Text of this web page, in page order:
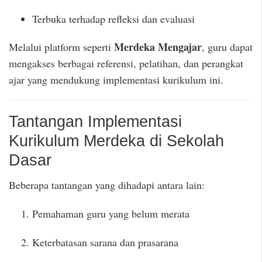
Terbuka terhadap refleksi dan evaluasi
Melalui platform seperti Merdeka Mengajar, guru dapat
mengakses berbagai referensi, pelatihan, dan perangkat
ajar yang mendukung implementasi kurikulum ini.
Tantangan Implementasi
Kurikulum Merdeka di Sekolah
Dasar
Beberapa tantangan yang dihadapi antara lain:
Pemahaman guru yang belum merata
Keterbatasan sarana dan prasarana